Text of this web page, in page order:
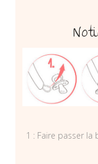
1 : Faire passer la